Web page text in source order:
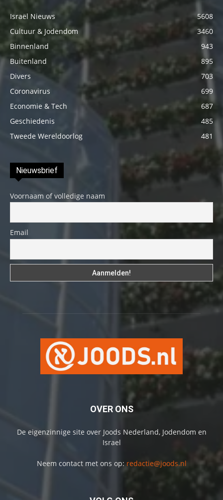
Israël Nieuws
5608
Cultuur & Jodendom
3460
Binnenland
943
Buitenland
895
Divers
703
Coronavirus
699
Economie & Tech
687
Geschiedenis
485
Tweede Wereldoorlog
481
Nieuwsbrief
Voornaam of volledige naam
Email
OVER ONS
De eigenzinnige site over Joods Nederland, Jodendom en
Israel
Neem contact met ons op: redactie@joods.nl